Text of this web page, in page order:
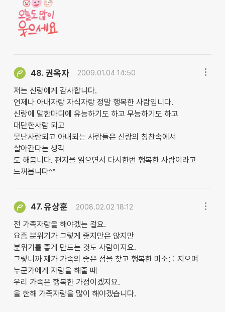
48. 권옥자 2009.01.04 14:50
저는 신랑에게 감사합니다.
언제나 아내자랑 자식자랑 정말 행복한 사람입니다.
신랑에 말한마디에 유능하기도 하고 무능하기도 하고
대단한사람 되고
못난사람되고 아내되는 사람들은 신랑의 칭찬속에서
살아간다는 생각
도 해봅니다. 편지을 읽으면서 다시한번 행복한 사람이라고
느껴봅니다^^
47.유상훈 2008.02.02 18:12
전 가족자랑을 해야겠는 걸요.
요즘 분위기가 그렇게 좋지만은 않지만
분위기를 좋게 만드는 것도 사람이지요.
그렇니까 제가 가족의 좋은 점을 찾고 행복한 미소를 지으며
누군가에게 자랑을 해줄 때
우리 가족은 행복한 가정이겠지요.
올 한해 가족자랑을 많이 해야겠습니다.